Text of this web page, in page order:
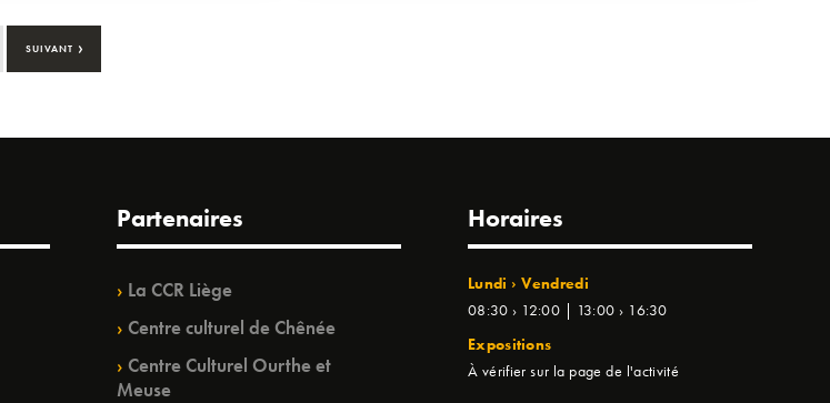
SUIVANT ›
Partenaires
La CCR Liège
Centre culturel de Chênée
Centre Culturel Ourthe et
Meuse
Horaires
Lundi › Vendredi
08:30 › 12:00 | 13:00 › 16:30
Expositions
À vérifier sur la page de l'activité